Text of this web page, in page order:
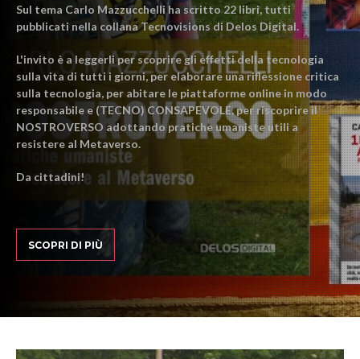
Sul tema Carlo Mazzucchelli ha scritto 22 libri, tutti
pubblicati nella collana Tecnovisions di Delos Digital.
L'invito è a leggerli per scoprire gli effetti della tecnologia
sulla vita di tutti i giorni, per elaborare una riflessione critica
sulla tecnologia, per abitare le piattaforme online in modo
responsabile e (TECNO) CONSAPEVOLE, per riscoprire il
NOSTROVERSO adottando pratiche umaniste utili a
resistere al Metaverso.
Da cittadini!
SCOPRI DI PIÙ